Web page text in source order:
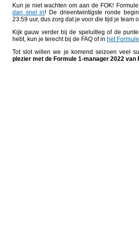
Kun je niet wachten om aan de FOK!
dan snel in! De drieentwintigste ronde
23:59 uur, dus zorg dat je voor die tijd je team
Kijk gauw verder bij de speluitleg of de
hebt, kun je terecht bij de FAQ of in het
Tot slot willen we je komend seizoen veel
plezier met de Formule 1-manager 2022 van